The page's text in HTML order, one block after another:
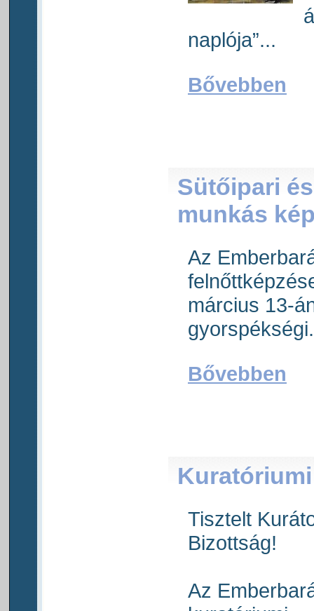
naplója”...
Bővebben
Sütőipari
munkás
Az
március 13-
Bővebben
Kuratóriumi
Tisztelt
Bizottság!
Az